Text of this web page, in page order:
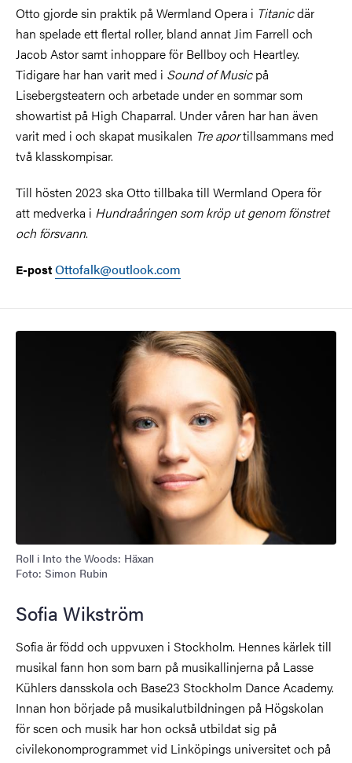
Otto gjorde sin praktik på Wermland Opera i Titanicdär
han spelade ett flertal roller, bland annat Jim Farrell och
Jacob Astor samt inhoppare för Bellboy och Heartley.
Tidigare har han varit med i Sound of Musicpå
Lisebergsteatern och arbetade under en sommar som
showartist på High Chaparral. Under våren har han även
varit med i och skapat musikalen Tre aportillsammans med
två klasskompisar.
Till hösten 2023 ska Otto tillbaka till Wermland Opera för
att medverka i Hundraåringen som kröp ut genom fönstret
och försvann.
E-postOttofalk@outlook.com
Roll i Into the Woods: Häxan
Foto: Simon Rubin
Sofia Wikström
Sofia är född och uppvuxen i Stockholm. Hennes kärlek till
musikal fann hon som barn på musikallinjerna på Lasse
Kühlers dansskola och Base23 Stockholm Dance Academy.
Innan hon började på musikalutbildningen på Högskolan
för scen och musik har hon också utbildat sig på
civilekonomprogrammet vid Linköpings universitet och på